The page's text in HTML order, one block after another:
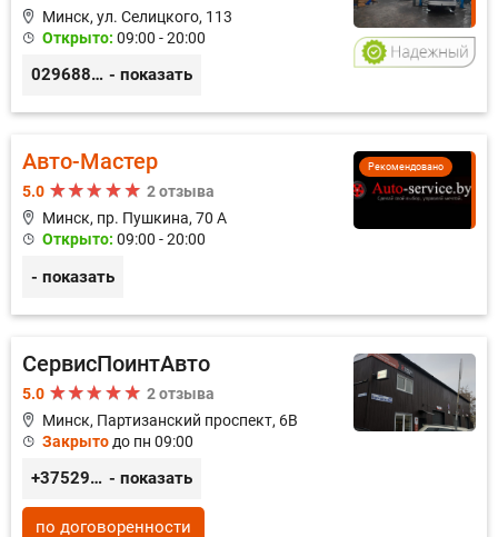
Минск, ул. Селицкого, 113
Открыто: 09:00 - 20:00
0296889898 - показать
Рекомендовано
Авто-Мастер
5.0
2 отзыва
Минск, пр. Пушкина, 70 А
Открыто: 09:00 - 20:00
- показать
СервисПоинтАвто
5.0
2 отзыва
Минск, Партизанский проспект, 6В
Закрыто до пн 09:00
+375296035003 - показать
по договоренности